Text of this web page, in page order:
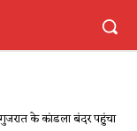
के कांडला बंदर पहुंचा